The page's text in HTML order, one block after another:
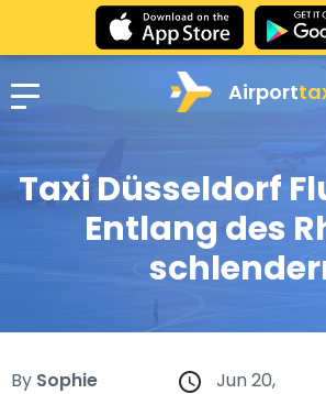
Airport
Taxi Düsseldorf
Entlang des
By Sophie
Jun 20,